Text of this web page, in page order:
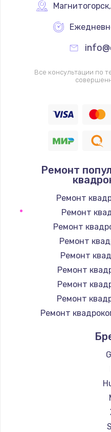
Замена
Ремонт
Магнитогорск,
Все консультации по
Ремонт
Ремонт
Ремонт
Ремонт
Ремонт
Ремонт
Ремонт
Ремонт
Ремонт
Ремонт